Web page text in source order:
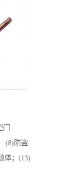
(8)防盗
体；(13)